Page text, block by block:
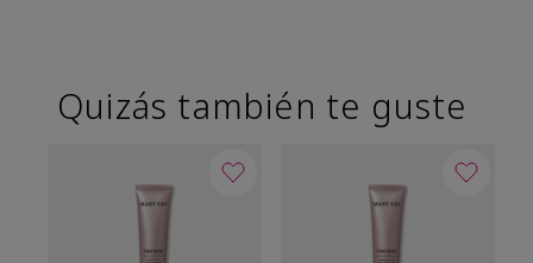
Quizás también te guste